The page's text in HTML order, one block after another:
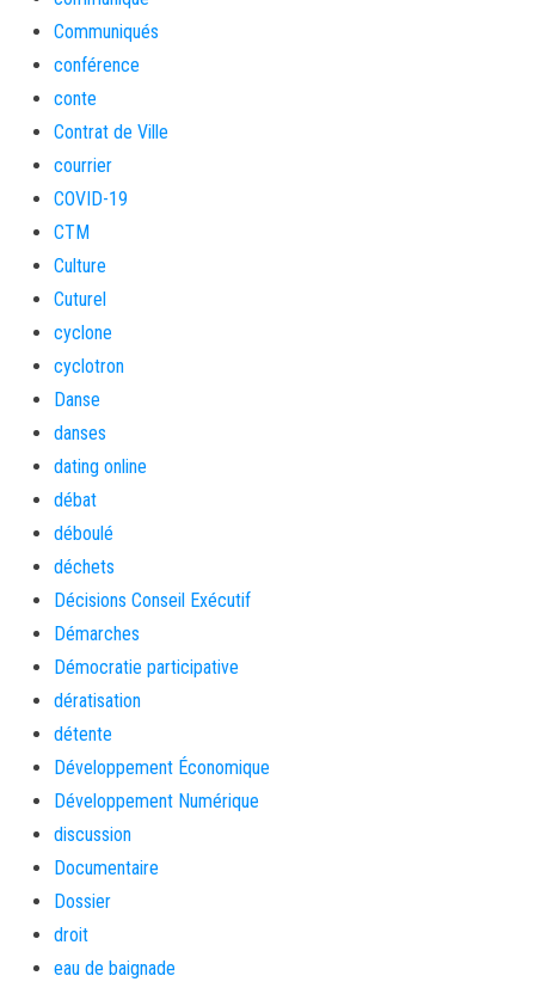
Communiqués
conférence
conte
Contrat de Ville
courrier
COVID-19
CTM
Culture
Cuturel
cyclone
cyclotron
Danse
danses
dating online
débat
déboulé
déchets
Décisions Conseil Exécutif
Démarches
Démocratie participative
dératisation
détente
Développement Économique
Développement Numérique
discussion
Documentaire
Dossier
droit
eau de baignade